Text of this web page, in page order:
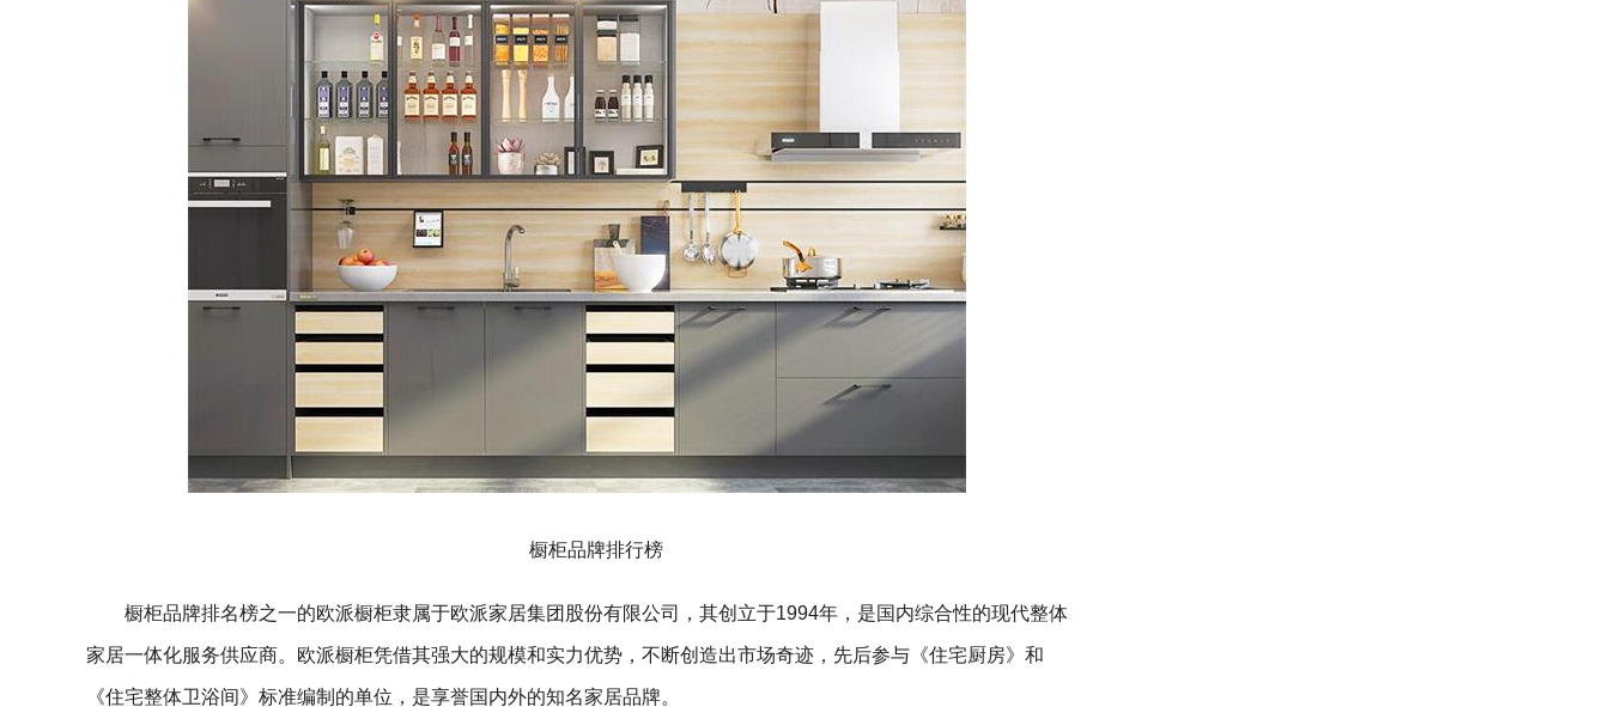
橱柜品牌排行榜
橱柜品牌排名榜之一的欧派橱柜隶属于欧派家居集团股份有限公司，其创立于1994年，是国内综合性的现代整体
家居一体化服务供应商。欧派橱柜凭借其强大的规模和实力优势，不断创造出市场奇迹，先后参与《住宅厨房》和
《住宅整体卫浴间》标准编制的单位，是享誉国内外的知名家居品牌。